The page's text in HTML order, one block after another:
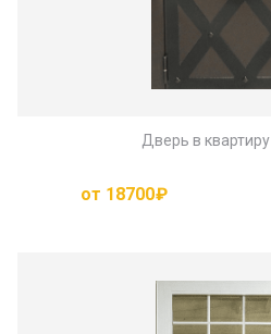
Дверь в квартиру
от 18700₽